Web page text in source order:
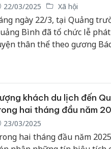
22/03/2025 Xã hội
ngày 22/3, tại Quảng
Bình đã tổ chức lễ
thân thể theo gương
khách du lịch đến
hai tháng đầu năm
23/03/2025
hai tháng đầu năm